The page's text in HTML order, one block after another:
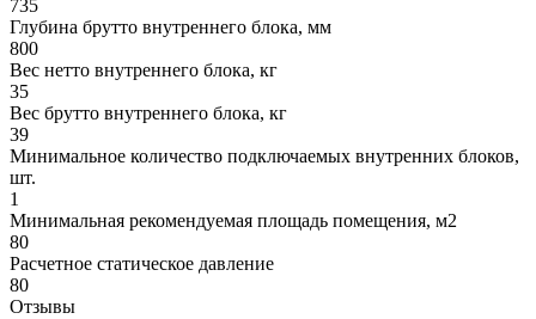
735
Глубина брутто внутреннего блока, мм
800
Вес нетто внутреннего блока, кг
35
Вес брутто внутреннего блока, кг
39
Минимальное количество подключаемых внутренних блоков,
шт.
1
Минимальная рекомендуемая площадь помещения, м2
80
Расчетное статическое давление
80
Отзывы